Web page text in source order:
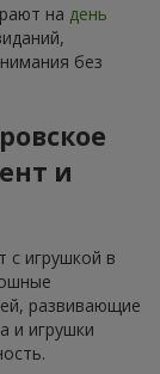
на день
без
и
с игрушкой в
развивающие
и игрушки